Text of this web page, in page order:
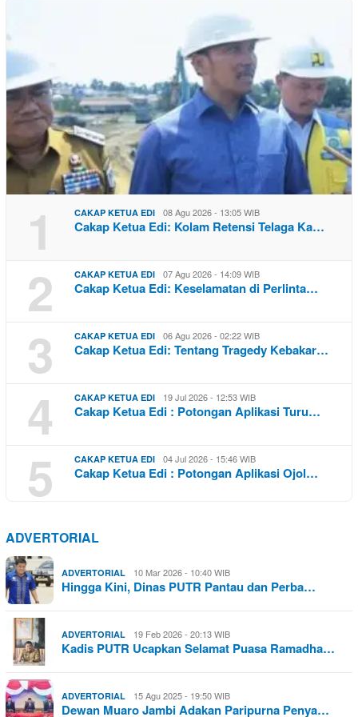
1 CAKAP KETUA EDI 08 Agu 2026 - 13:05 WIB
Cakap Ketua Edi: Kolam Retensi Telaga Ka…
2 CAKAP KETUA EDI 07 Agu 2026 - 14:09 WIB
Cakap Ketua Edi: Keselamatan di Perlinta…
3 CAKAP KETUA EDI 06 Agu 2026 - 02:22 WIB
Cakap Ketua Edi: Tentang Tragedy Kebakar…
4 CAKAP KETUA EDI 19 Jul 2026 - 12:53 WIB
Cakap Ketua Edi : Potongan Aplikasi Turu…
5 CAKAP KETUA EDI 04 Jul 2026 - 15:46 WIB
Cakap Ketua Edi : Potongan Aplikasi Ojol…
ADVERTORIAL
ADVERTORIAL 10 Mar 2026 - 10:40 WIB
Hingga Kini, Dinas PUTR Pantau dan Perba…
ADVERTORIAL 19 Feb 2026 - 20:13 WIB
Kadis PUTR Ucapkan Selamat Puasa Ramadha…
ADVERTORIAL 15 Agu 2025 - 19:50 WIB
Dewan Muaro Jambi Adakan Paripurna Penya…